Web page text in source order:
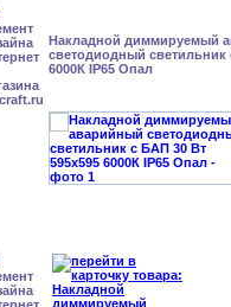
Накладной диммируемый
светодиодный светильник
6000К IP65 Опал